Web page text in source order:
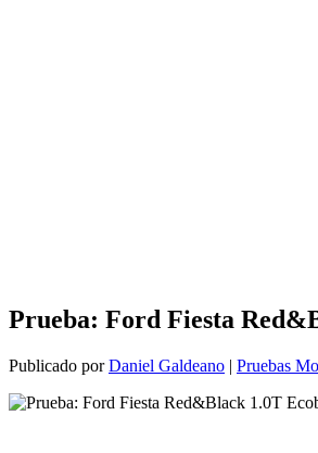
Prueba: Ford Fiesta
Publicado porDaniel Galdeano | Pruebas